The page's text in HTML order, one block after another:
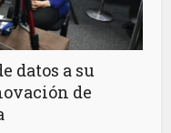
datos a su
de